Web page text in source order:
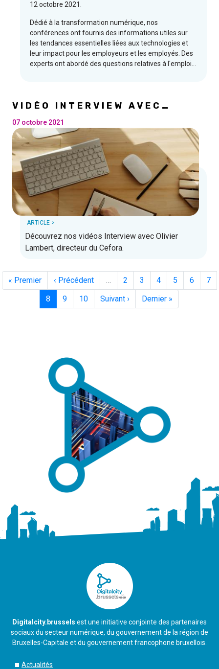
12 octobre 2021.
Dédié à la transformation numérique, nos
conférences ont fournis des informations utiles sur
les tendances essentielles liées aux technologies et
leur impact pour les employeurs et les employés. Des
experts ont abordé des questions relatives à l'emploi
VIDÉO INTERVIEW AVEC
07 octobre 2021
ARTICLE >
Découvrez nos vidéos Interview avec Olivier
Lambert, directeur du Cefora.
Première
page
« Premier
Page
précédente
‹ Précédent … Page
2 Page
3 Page
4 Page
5 Page
6
7
Page
courante
8 Page
9 Page
10
Page
suivante
Suivant ›
Dernière
page
Dernier »
Digitalcity.brussels est une initiative conjointe des partenaires
sociaux du secteur numérique, du gouvernement de la région de
Bruxelles-Capitale et du gouvernement francophone bruxellois.
Actualités